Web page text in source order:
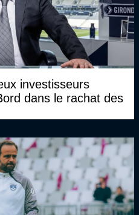
investisseurs
dans le rachat des